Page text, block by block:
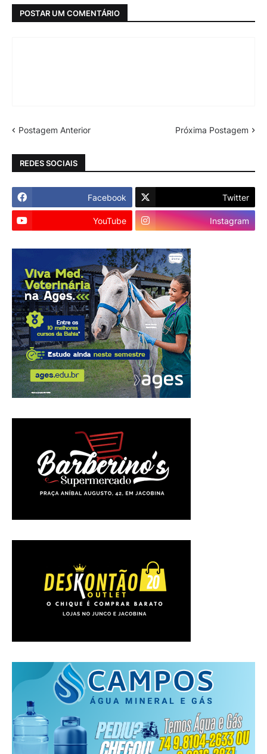
POSTAR UM COMENTÁRIO
Postagem Anterior Próxima Postagem
REDES SOCIAIS
Facebook Twitter
YouTube Instagram